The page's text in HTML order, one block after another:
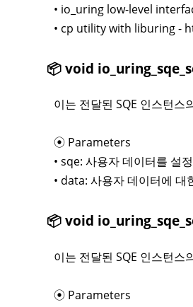
• io_uring low-level
• cp utility with liburing -
📦 void
이는 전달된 SQE 인스턴
⦿ Parameters
• sqe: 사용자 데이터를 설
• data: 사용자 데이터에 대
📦 void
이는 전달된 SQE 인스턴
⦿ Parameters